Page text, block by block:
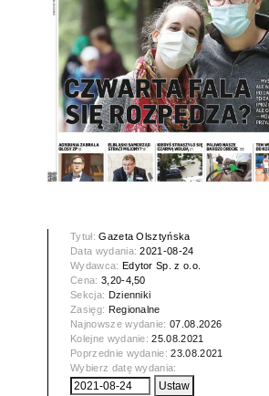
Tytuł:Gazeta Olsztyńska
Data wydania:2021-08-24
Wydawca: Edytor Sp. z o.o.
Cena: 3,20-4,50
Sekcja: Dzienniki
Zasięg: Regionalne
Najnowsze wydanie:07.08.2026
Kolejne wydanie:25.08.2021
Poprzednie wydanie:23.08.2021
Wybierz datę wydania: